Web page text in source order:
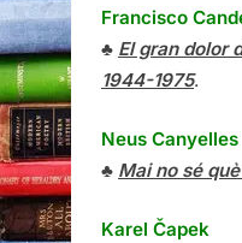
Francisco
♣ El gran dolor
1944-1975.
Neus Canyelles
♣ Mai no sé
Karel Čapek